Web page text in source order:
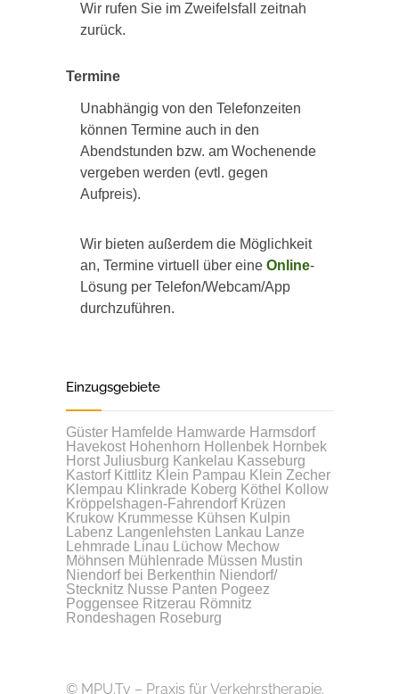
Wir rufen Sie im Zweifelsfall zeitnah
zurück.
Termine
Unabhängig von den Telefonzeiten
können Termine auch in den
Abendstunden bzw. am Wochenende
vergeben werden (evtl. gegen
Aufpreis).
Wir bieten außerdem die Möglichkeit
an, Termine virtuell über eine Online-
Lösung per Telefon/Webcam/App
durchzuführen.
Einzugsgebiete
Güster Hamfelde Hamwarde Harmsdorf
Havekost Hohenhorn Hollenbek Hornbek
Horst Juliusburg Kankelau Kasseburg
Kastorf Kittlitz Klein Pampau Klein Zecher
Klempau Klinkrade Koberg Köthel
Kollow
Kröppelshagen-Fahrendorf Krüzen
Krukow Krummesse Kühsen Kulpin
Labenz
Langenlehsten Lankau
Lanze
Lehmrade
Linau Lüchow Mechow
Möhnsen Mühlenrade Müssen Mustin
Niendorf bei Berkenthin Niendorf/
Stecknitz Nusse Panten Pogeez
Poggensee Ritzerau Römnitz
Rondeshagen Roseburg
© MPU.Tv – Praxis für Verkehrstherapie.